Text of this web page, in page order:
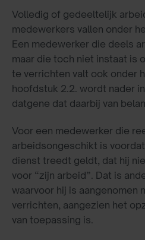
Volledig of gedeeltelijk
medewerkers vallen onder
Een medewerker die deels
maar die toch niet instaat is
te verrichten valt ook onder
hoofdstuk 2.2. wordt nader
datgene dat daarbij van
Voor een medewerker die
arbeidsongeschikt is
dienst treedt geldt, dat hij
voor “zijn arbeid”. Dat is
waarvoor hij is aangenomen
verrichten, aangezien het
van toepassing is.